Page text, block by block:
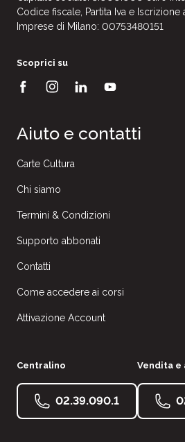
Codice fiscale, Partita Iva e
Imprese di Milano: 00753480151
Scoprici su
Aiuto e contatti
Carte Cultura
Chi siamo
Termini & Condizioni
Supporto abbonati
Contatti
Come accedere ai corsi
Attivazione Account
Centralino
02.39.090.1
Vendita e